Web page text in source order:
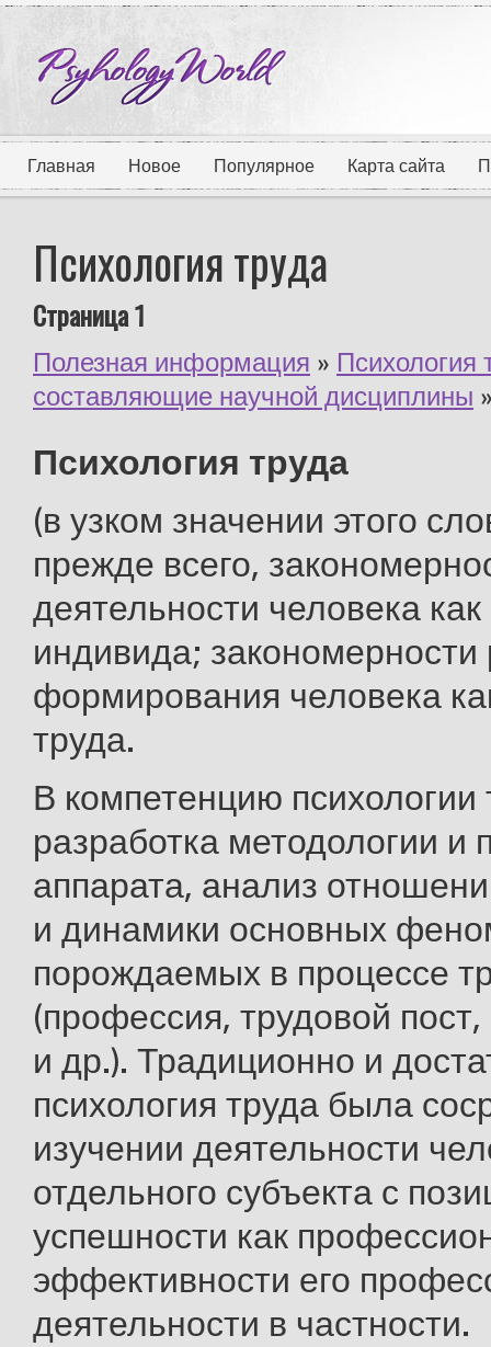
Главная Новое Популярное Карта сайта
Психология труда
Страница 1
Полезная информация » Психология
составляющие научной дисциплины
Психология труда
(в узком значении этого
прежде всего,
деятельности человека как
индивида; закономерности
формирования человека
труда.
В компетенцию психологии
разработка методологии и
аппарата, анализ
и динамики основных
порождаемых в процессе
(профессия, трудовой
и др.). Традиционно и
психология труда была
изучении деятельности
отдельного субъекта с
успешности как
эффективности его
деятельности в частности.